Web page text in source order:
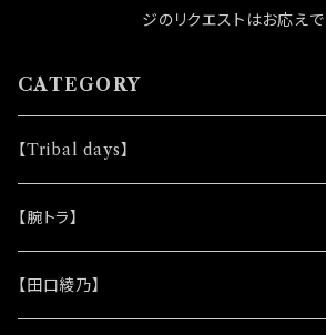
ジのリクエストはお応え
CATEGORY
【Tribal days】
★ノベルティー
(シリコンリストバンド)
★DVD
【腕トラ】
★CD
【田口綾乃】